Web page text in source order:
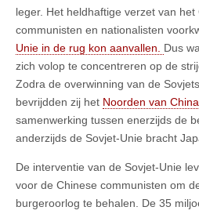
leger. Het heldhaftige verzet van
communisten en nationalisten
Unie in de rug kon aanvallen. Dus
zich volop te concentreren op de
Zodra de overwinning van de
bevrijdden zij het Noorden van
samenwerking tussen enerzijds de
anderzijds de Sovjet-Unie bracht
De interventie van de Sovjet-Unie
voor de Chinese communisten om
burgeroorlog te behalen. De 35